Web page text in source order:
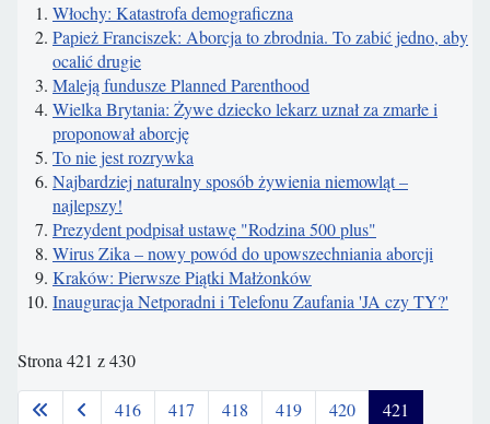
Włochy: Katastrofa demograficzna
Papież Franciszek: Aborcja to zbrodnia. To zabić jedno, aby
ocalić drugie
Maleją fundusze Planned Parenthood
Wielka Brytania: Żywe dziecko lekarz uznał za zmarłe i
proponował aborcję
To nie jest rozrywka
Najbardziej naturalny sposób żywienia niemowląt –
najlepszy!
Prezydent podpisał ustawę "Rodzina 500 plus"
Wirus Zika – nowy powód do upowszechniania aborcji
Kraków: Pierwsze Piątki Małżonków
Inauguracja Netporadni i Telefonu Zaufania 'JA czy TY?'
Strona 421 z 430
416 417 418 419 420
421